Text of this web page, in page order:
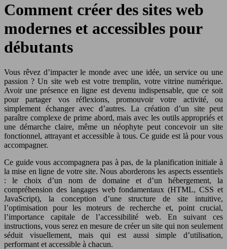
Comment créer des sites web
modernes et accessibles pour
débutants
Vous rêvez d’impacter le monde avec une idée, un service ou une
passion ? Un site web est votre tremplin, votre vitrine numérique.
Avoir une présence en ligne est devenu indispensable, que ce soit
pour partager vos réflexions, promouvoir votre activité, ou
simplement échanger avec d’autres. La création d’un site peut
paraître complexe de prime abord, mais avec les outils appropriés et
une démarche claire, même un néophyte peut concevoir un site
fonctionnel, attrayant et accessible à tous. Ce guide est là pour vous
accompagner.
Ce guide vous accompagnera pas à pas, de la planification initiale à
la mise en ligne de votre site. Nous aborderons les aspects essentiels
: le choix d’un nom de domaine et d’un hébergement, la
compréhension des langages web fondamentaux (HTML, CSS et
JavaScript), la conception d’une structure de site intuitive,
l’optimisation pour les moteurs de recherche et, point crucial,
l’importance capitale de l’accessibilité web. En suivant ces
instructions, vous serez en mesure de créer un site qui non seulement
séduit visuellement, mais qui est aussi simple d’utilisation,
performant et accessible à chacun.